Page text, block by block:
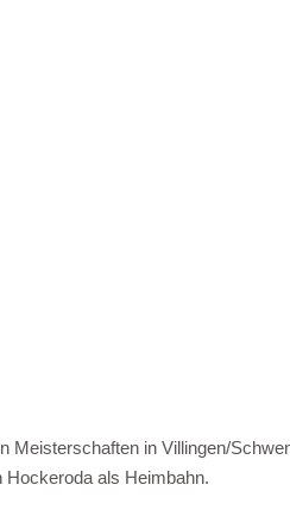
Meisterschaften in Villingen/
Hockeroda als Heimbahn.